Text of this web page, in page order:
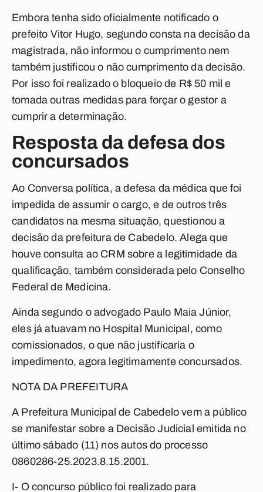
Embora tenha sido oficialmente notificado o
prefeito Vitor Hugo, segundo consta na decisão da
magistrada, não informou o cumprimento nem
também justificou o não cumprimento da decisão.
Por isso foi realizado o bloqueio de R$ 50 mil e
tomada outras medidas para forçar o gestor a
cumprir a determinação.
Resposta da defesa dos
concursados
Ao Conversa política, a defesa da médica que foi
impedida de assumir o cargo, e de outros três
candidatos na mesma situação, questionou a
decisão da prefeitura de Cabedelo. Alega que
houve consulta ao CRM sobre a legitimidade da
qualificação, também considerada pelo Conselho
Federal de Medicina.
Ainda segundo o advogado Paulo Maia Júnior,
eles já atuavam no Hospital Municipal, como
comissionados, o que não justificaria o
impedimento, agora legitimamente concursados.
NOTA DA PREFEITURA
A Prefeitura Municipal de Cabedelo vem a público
se manifestar sobre a Decisão Judicial emitida no
último sábado (11) nos autos do processo
0860286-25.2023.8.15.2001.
I- O concurso público foi realizado para